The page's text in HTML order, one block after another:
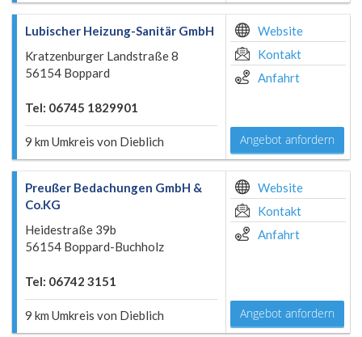
Lubischer Heizung-Sanitär GmbH
Kratzenburger Landstraße 8
56154 Boppard
Tel: 06745 1829901
9 km Umkreis von Dieblich
Website
Kontakt
Anfahrt
Angebot anfordern
Preußer Bedachungen GmbH &
Co.KG
Heidestraße 39b
56154 Boppard-Buchholz
Tel: 06742 3151
9 km Umkreis von Dieblich
Website
Kontakt
Anfahrt
Angebot anfordern